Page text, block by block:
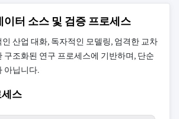
이터 소스 및 검증 프로세스
산업 대화, 독자적인 모델링, 엄격한 교차
구조화된 연구 프로세스에 기반하며, 단순
아닙니다.
스